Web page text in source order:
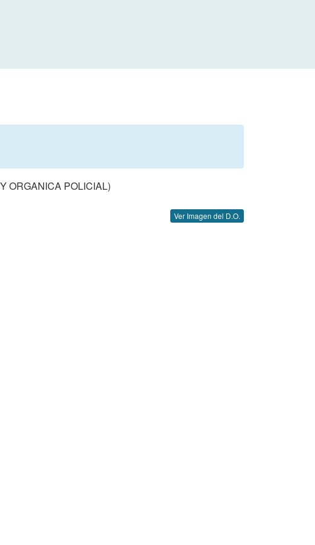
ORGANICA POLICIAL)
Ver Imagen del D.O.